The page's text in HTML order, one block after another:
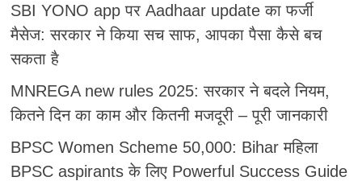
SBI YONO app पर Aadhaar update का फर्जी
मैसेज: सरकार ने किया सच साफ, आपका पैसा कैसे बच
सकता है
MNREGA new rules 2025: सरकार ने बदले नियम,
कितने दिन का काम और कितनी मजदूरी – पूरी जानकारी
BPSC Women Scheme 50,000: Bihar महिला
BPSC aspirants के लिए Powerful Success Guide